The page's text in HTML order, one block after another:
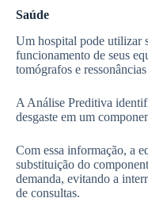
Saúde
Um hospital pode utilizar
funcionamento de seus
tomógrafos e
A Análise Preditiva
desgaste em um
Com essa informação, a
substituição do
demanda, evitando a
de consultas.